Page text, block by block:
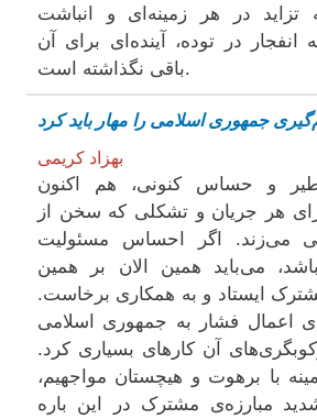
تزاید در هر زمینه‌ای و انباشت
انفجار در توده، آینده‌ای برای آن
باقی نگذاشته است.
بهزاد کریمی
و حساس کنونی، هم اکنون
هر جریان و تشکلی که سخن از
می‌زند. اگر احساس مسئولیت
می‌باید همین الان بر همین
ایستاد و به همکاری‌ برخاست.
اعمال فشار به جمهوری اسلامی
آن کارهای بسیاری کرد.
با برهوت و هیچستان مواجهیم،
مبارزه‌ی مشترک در این باره